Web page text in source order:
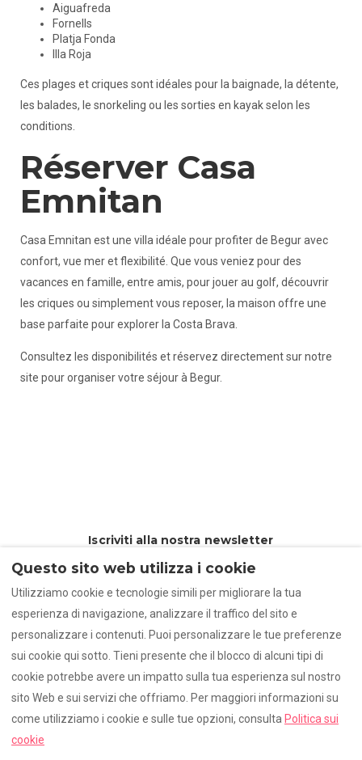
Aiguafreda
Fornells
Platja Fonda
Illa Roja
Ces plages et criques sont idéales pour la baignade, la détente,
les balades, le snorkeling ou les sorties en kayak selon les
conditions.
Réserver Casa
Emnitan
Casa Emnitan est une villa idéale pour profiter de Begur avec
confort, vue mer et flexibilité. Que vous veniez pour des
vacances en famille, entre amis, pour jouer au golf, découvrir
les criques ou simplement vous reposer, la maison offre une
base parfaite pour explorer la Costa Brava.
Consultez les disponibilités et réservez directement sur notre
site pour organiser votre séjour à Begur.
Iscriviti alla nostra newsletter
Iscriviti
Italiano
Questo sito web utilizza i cookie
Utilizziamo cookie e tecnologie simili per migliorare la tua
esperienza di navigazione, analizzare il traffico del sito e
personalizzare i contenuti. Puoi personalizzare le tue preferenze
sui cookie qui sotto. Tieni presente che il blocco di alcuni tipi di
cookie potrebbe avere un impatto sulla tua esperienza sul nostro
sito Web e sui servizi che offriamo. Per maggiori informazioni su
come utilizziamo i cookie e sulle tue opzioni, consulta Politica sui
cookie